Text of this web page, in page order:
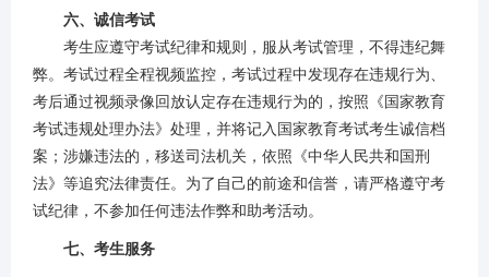
六、诚信考试
考生应遵守考试纪律和规则，服从考试管理，不得违纪舞
弊。考试过程全程视频监控，考试过程中发现存在违规行为、
考后通过视频录像回放认定存在违规行为的，按照《国家教育
考试违规处理办法》处理，并将记入国家教育考试考生诚信档
案；涉嫌违法的，移送司法机关，依照《中华人民共和国刑
法》等追究法律责任。为了自己的前途和信誉，请严格遵守考
试纪律，不参加任何违法作弊和助考活动。
七、考生服务